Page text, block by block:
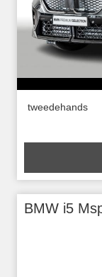
tweedehands
BMW i5